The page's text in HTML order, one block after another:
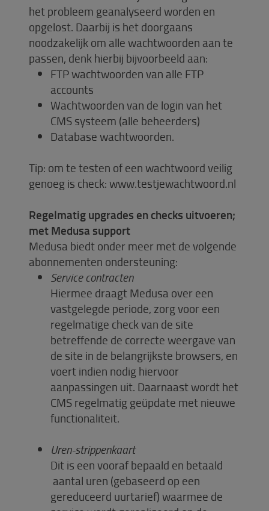
het probleem geanalyseerd worden en
opgelost. Daarbij is het doorgaans
noodzakelijk om alle wachtwoorden aan te
passen, denk hierbij bijvoorbeeld aan:
FTP wachtwoorden van alle FTP
accounts
Wachtwoorden van de login van het
CMS systeem (alle beheerders)
Database wachtwoorden.
Tip: om te testen of een wachtwoord veilig
genoeg is check: www.testjewachtwoord.nl
Regelmatig upgrades en checks uitvoeren;
met Medusa support
Medusa biedt onder meer met de volgende
abonnementen ondersteuning:
Service contracten
Hiermee draagt Medusa over een
vastgelegde periode, zorg voor een
regelmatige check van de site
betreffende de correcte weergave van
de site in de belangrijkste browsers, en
voert indien nodig hiervoor
aanpassingen uit. Daarnaast wordt het
CMS regelmatig geüpdate met nieuwe
functionaliteit.
Uren-strippenkaart
Dit is een vooraf bepaald en betaald
aantal uren (gebaseerd op een
gereduceerd uurtarief) waarmee de